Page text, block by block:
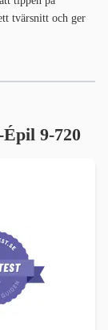
tvärsnitt och ger
9-720